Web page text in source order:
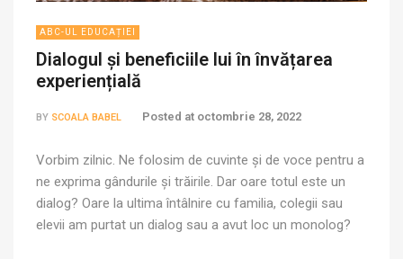
ABC-UL EDUCAȚIEI
Dialogul și beneficiile lui în învățarea
experiențială
BY SCOALA BABEL Posted at octombrie 28, 2022
Vorbim zilnic. Ne folosim de cuvinte și de voce pentru a
ne exprima gândurile și trăirile. Dar oare totul este un
dialog? Oare la ultima întâlnire cu familia, colegii sau
elevii am purtat un dialog sau a avut loc un monolog?